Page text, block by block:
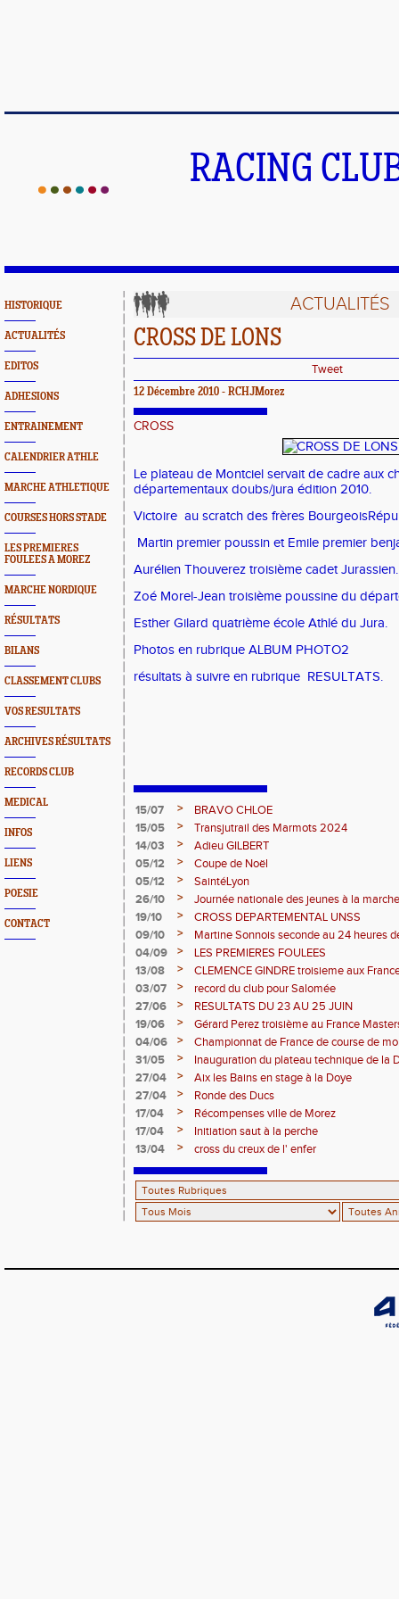
RACING
HISTORIQUE
ACTUALITÉS
EDITOS
ADHESIONS
ENTRAINEMENT
CALENDRIER ATHLE
MARCHE ATHLETIQUE
COURSES HORS STADE
LES PREMIERES
FOULEES A MOREZ
MARCHE NORDIQUE
RÉSULTATS
BILANS
CLASSEMENT CLUBS
VOS RESULTATS
ARCHIVES RÉSULTATS
RECORDS CLUB
MEDICAL
INFOS
LIENS
POESIE
CONTACT
ACTUALITÉS
CROSS DE LONS
Tweet
12 Décembre 2010 - RCHJMorez
CROSS
Le plateau de Montciel servait de cadre aux
départementaux doubs/jura édition 2010.
Victoire au scratch des frères
Martin premier poussin et Emile premier
Aurélien Thouverez troisième cadet Jurassien.
Zoé Morel-Jean troisième poussine du
Esther Gilard quatrième école Athlé du Jura.
Photos en rubrique ALBUM PHOTO2
résultats à suivre en rubrique RESULTATS.
15/07 >
BRAVO CHLOE
15/05
>
Transjutrail des Marmots 2024
14/03
>
Adieu GILBERT
05/12
>
Coupe de Noël
05/12
>
SaintéLyon
26/10
>
Journée nationale des jeunes à la marche
19/10
>
CROSS DEPARTEMENTAL UNSS
09/10
>
Martine Sonnois seconde au 24 heures
04/09
>
LES PREMIERES FOULEES
13/08
>
CLEMENCE GINDRE troisieme aux
03/07
>
record du club pour Salomée
27/06
>
RESULTATS DU 23 AU 25 JUIN
19/06
>
Gérard Perez troisième au France
04/06
>
Championnat de France de course de
31/05
>
Inauguration du plateau technique de la
27/04
>
Aix les Bains en stage à la Doye
27/04
>
Ronde des Ducs
17/04
>
Récompenses ville de Morez
17/04
>
Initiation saut à la perche
13/04
> cross du creux de l' enfer